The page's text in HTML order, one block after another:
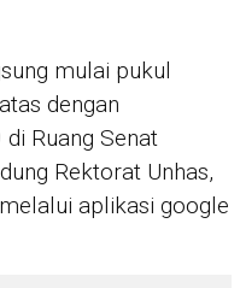
mulai pukul
dengan
Ruang Senat
Rektorat Unhas,
aplikasi google